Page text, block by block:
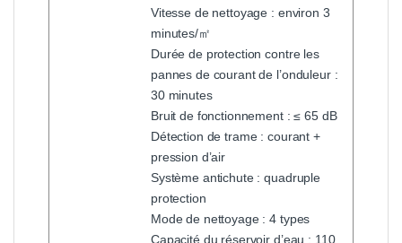
Vitesse de nettoyage : environ 3
minutes/㎡
Durée de protection contre les
pannes de courant de l’onduleur :
30 minutes
Bruit de fonctionnement : ≤ 65 dB
Détection de trame : courant +
pression d’air
Système antichute : quadruple
protection
Mode de nettoyage : 4 types
Capacité du réservoir d’eau : 110